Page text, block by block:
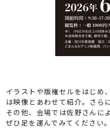
イラストや版権セルをはじめ
は映像とあわせて紹介。さら
その他、会場では佐野さんに
ぜひ足を運んでみてください。